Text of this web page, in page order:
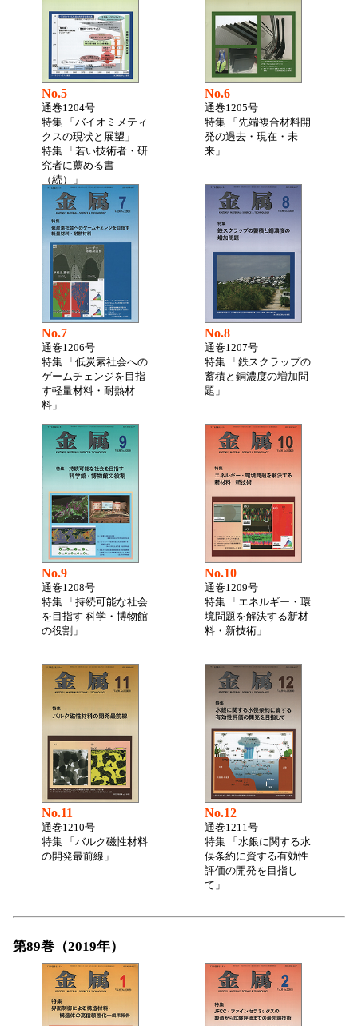
No.5
通巻1204号
特集 「バイオミメティ
クスの現状と展望」
特集 「若い技術者・研
究者に薦める書
（続）」
No.6
通巻1205号
特集 「先端複合材料開
発の過去・現在・未
来」
No.7
通巻1206号
特集 「低炭素社会への
ゲームチェンジを目指
す軽量材料・耐熱材
料」
No.8
通巻1207号
特集 「鉄スクラップの
蓄積と銅濃度の増加問
題」
No.9
通巻1208号
特集 「持続可能な社会
を目指す 科学・博物館
の役割」
No.10
通巻1209号
特集 「エネルギー・環
境問題を解決する新材
料・新技術」
No.11
通巻1210号
特集 「バルク磁性材料
の開発最前線」
No.12
通巻1211号
特集 「水銀に関する水
俣条約に資する有効性
評価の開発を目指し
て」
第89巻（2019年）